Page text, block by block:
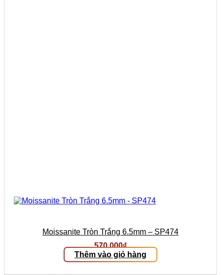
Moissanite Tròn Trắng 6.5mm – SP474
570.000₫
Thêm vào giỏ hàng